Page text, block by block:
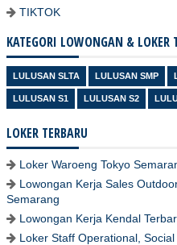
TIKTOK
KATEGORI LOWONGAN & LOKER
LULUSAN SLTA LULUSAN SMP
LULUSAN S1 LULUSAN S2
LOKER TERBARU
Loker Waroeng Tokyo
Lowongan Kerja Sales
Semarang
Lowongan Kerja Kendal
Loker Staff Operational,